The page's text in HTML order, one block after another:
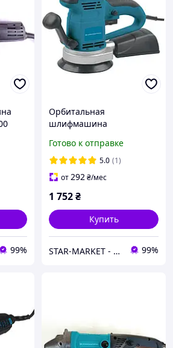
99%
Орбитальная
шлифмашина
KRAISSMANN 550 ES 150
(550 Вт, 125/150 мм,
ГЕРМАНИЯ)
Готово к отправке
5.0 (1)
от292₴/мес
1 752₴
Купить
STAR-MARKET - аксессуары, товары для дома, сада, отдыха и туризма 99%